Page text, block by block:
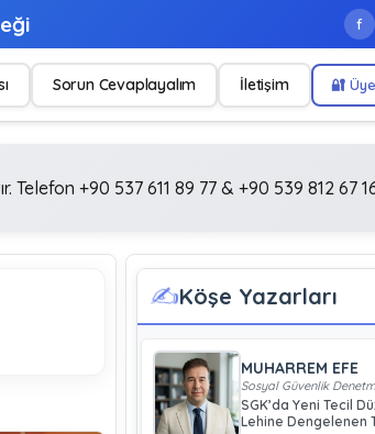
f
Sorun Cevaplayalım İletişim 🔐
Telefon +90 537 611 89 77 & +90 539 812 67
✍️Köşe Yazarları
MUHARREM EFE
Sosyal Güvenlik
SGK’da Yeni Tecil
Lehine Dengelenen